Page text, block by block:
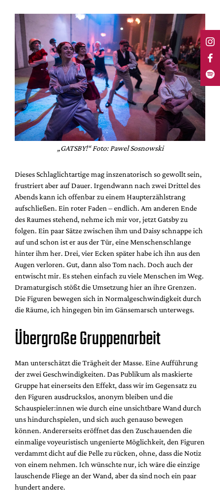
„GATSBY!“ Foto: Pawel Sosnowski
Dieses Schlaglichtartige mag inszenatorisch so gewollt sein,
frustriert aber auf Dauer. Irgendwann nach zwei Drittel des
Abends kann ich offenbar zu einem Haupterzählstrang
aufschließen. Ein roter Faden – endlich. Am anderen Ende
des Raumes stehend, nehme ich mir vor, jetzt Gatsby zu
folgen. Ein paar Sätze zwischen ihm und Daisy schnappe ich
auf und schon ist er aus der Tür, eine Menschenschlange
hinter ihm her. Drei, vier Ecken später habe ich ihn aus den
Augen verloren. Gut, dann also Tom nach. Doch auch der
entwischt mir. Es stehen einfach zu viele Menschen im Weg.
Dramaturgisch stößt die Umsetzung hier an ihre Grenzen.
Die Figuren bewegen sich in Normalgeschwindigkeit durch
die Räume, ich hingegen bin im Gänsemarsch unterwegs.
Übergroße Gruppenarbeit
Man unterschätzt die Trägheit der Masse. Eine Aufführung
der zwei Geschwindigkeiten. Das Publikum als maskierte
Gruppe hat einerseits den Effekt, dass wir im Gegensatz zu
den Figuren ausdruckslos, anonym bleiben und die
Schauspieler:innen wie durch eine unsichtbare Wand durch
uns hindurchspielen, und sich auch genauso bewegen
können. Andererseits eröffnet das den Zuschauenden die
einmalige voyeuristisch ungenierte Möglichkeit, den Figuren
verdammt dicht auf die Pelle zu rücken, ohne, dass die Notiz
von einem nehmen. Ich wünschte nur, ich wäre die einzige
lauschende Fliege an der Wand, aber da sind noch ein paar
hundert andere.